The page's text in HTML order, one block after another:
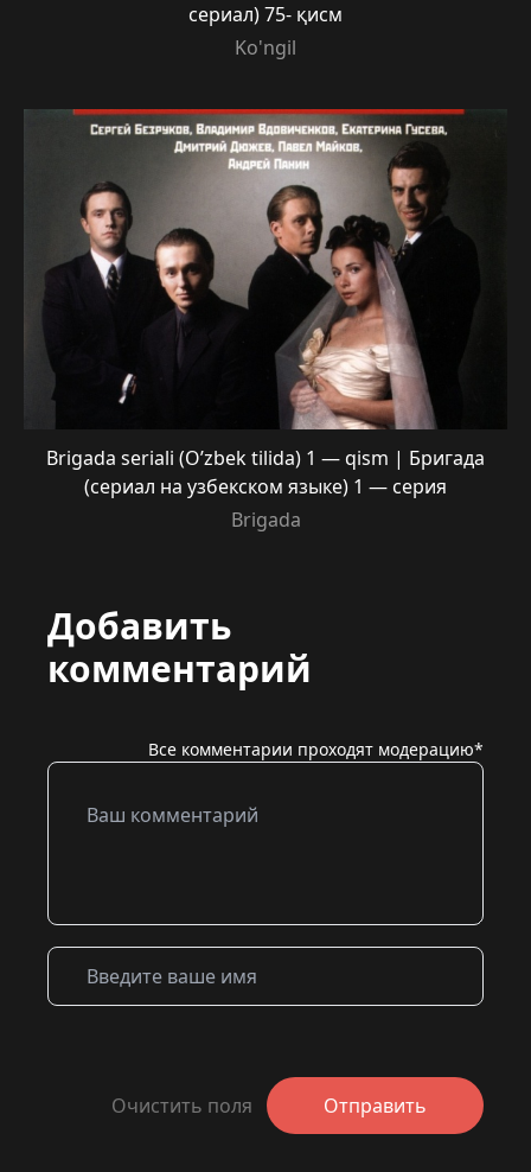
сериал) 75- қисм
Ko'ngil
Brigada seriali (O’zbek tilida) 1 — qism | Бригада
(сериал на узбекском языке) 1 — серия
Brigada
Добавить
комментарий
Все комментарии проходят модерацию*
Очистить поля Отправить